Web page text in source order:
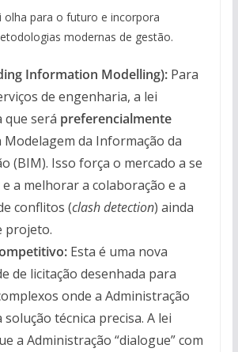
olha para o futuro e incorpora
modernas de gestão.
Information Modelling):Para
de engenharia, a lei
que será preferencialmente
Modelagem da Informação da
(BIM). Isso força o mercado a se
a melhorar a colaboração e a
conflitos (clash detection) ainda
projeto.
Esta é uma nova
de licitação desenhada para
onde a Administração
técnica precisa. A lei
a Administração “dialogue” com